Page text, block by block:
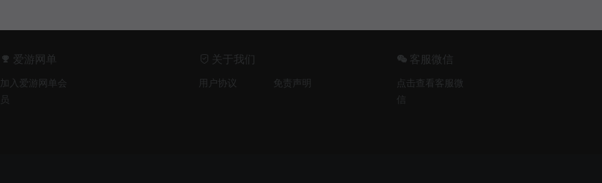
爱游网单
加入爱游网单会
员
关于我们
用户协议 免责声明
客服微信
点击查看客服微
信